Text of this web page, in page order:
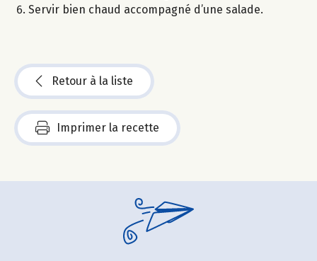
Servir bien chaud accompagné d’une salade.
Retour à la liste
Imprimer la recette